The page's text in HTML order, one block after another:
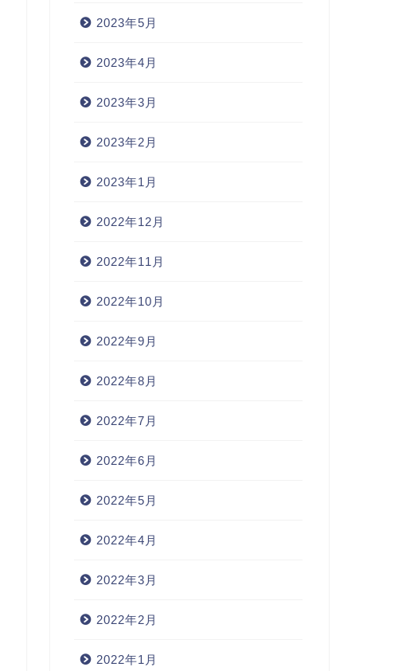
2023年5月
2023年4月
2023年3月
2023年2月
2023年1月
2022年12月
2022年11月
2022年10月
2022年9月
2022年8月
2022年7月
2022年6月
2022年5月
2022年4月
2022年3月
2022年2月
2022年1月